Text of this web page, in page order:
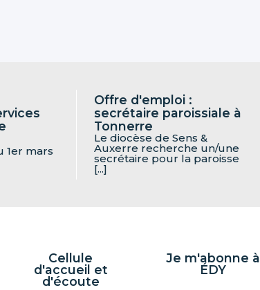
1er mars
Offre d'emploi :
secrétaire paroissiale à
Tonnerre
Le diocèse de Sens &
Auxerre recherche un/une
secrétaire pour la paroisse
[...]
Cellule
d'accueil et
d'écoute
Je m'abonne à
ÉDY